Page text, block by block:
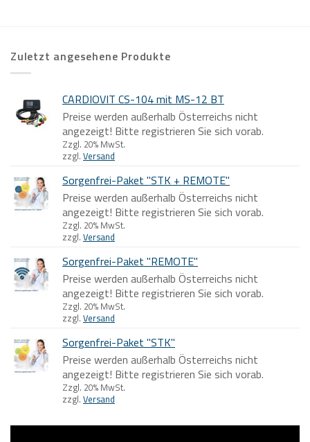
Zuletzt angesehene Produkte
CARDIOVIT CS-104 mit MS-12 BT
Preise werden außerhalb Österreichs nicht
angezeigt! Bitte registrieren Sie sich vorab.
Zzgl. 20% MwSt.
zzgl. Versand
Sorgenfrei-Paket "STK + REMOTE"
Preise werden außerhalb Österreichs nicht
angezeigt! Bitte registrieren Sie sich vorab.
Zzgl. 20% MwSt.
zzgl. Versand
Sorgenfrei-Paket "REMOTE"
Preise werden außerhalb Österreichs nicht
angezeigt! Bitte registrieren Sie sich vorab.
Zzgl. 20% MwSt.
zzgl. Versand
Sorgenfrei-Paket "STK"
Preise werden außerhalb Österreichs nicht
angezeigt! Bitte registrieren Sie sich vorab.
Zzgl. 20% MwSt.
zzgl. Versand